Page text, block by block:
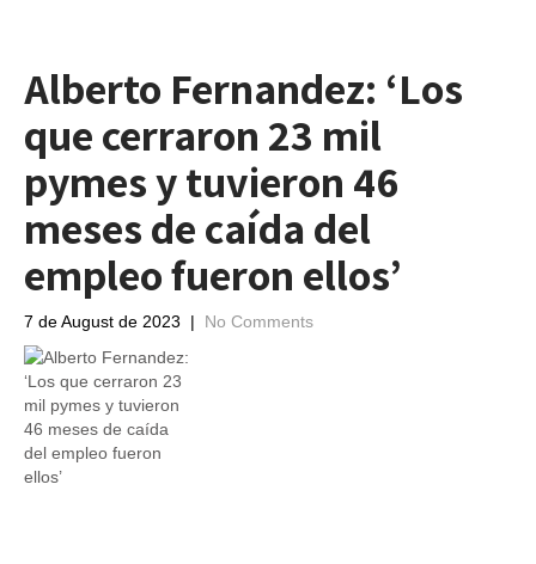
Alberto Fernandez: ‘Los
que cerraron 23 mil
pymes y tuvieron 46
meses de caída del
empleo fueron ellos’
7 de August de 2023 | No Comments